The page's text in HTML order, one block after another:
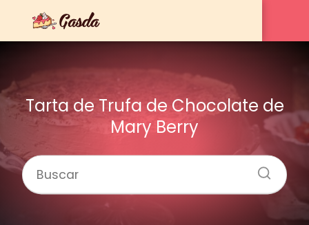
Tarta de Trufa de Chocolate de
Mary Berry